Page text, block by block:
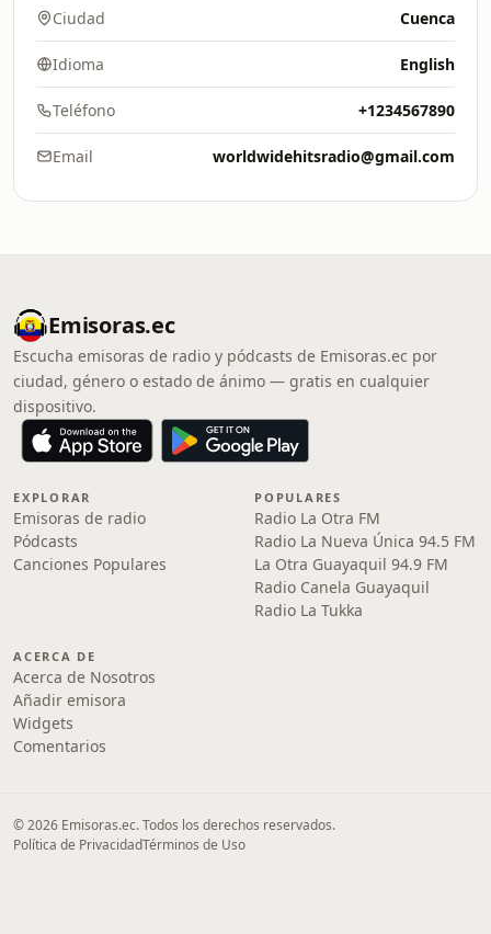
Ciudad Cuenca
Idioma English
Teléfono +1234567890
Email worldwidehitsradio@gmail.com
Emisoras.ec
Escucha emisoras de radio y pódcasts de Emisoras.ec por
ciudad, género o estado de ánimo — gratis en cualquier
dispositivo.
EXPLORAR
Emisoras de radio
Pódcasts
Canciones Populares
POPULARES
Radio La Otra FM
Radio La Nueva Única 94.5 FM
La Otra Guayaquil 94.9 FM
Radio Canela Guayaquil
Radio La Tukka
ACERCA DE
Acerca de Nosotros
Añadir emisora
Widgets
Comentarios
© 2026 Emisoras.ec. Todos los derechos reservados.
Política de PrivacidadTérminos de Uso